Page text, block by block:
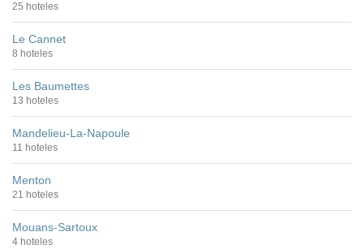
25 hoteles
Le Cannet
8 hoteles
Les Baumettes
13 hoteles
Mandelieu-La-Napoule
11 hoteles
Menton
21 hoteles
Mouans-Sartoux
4 hoteles